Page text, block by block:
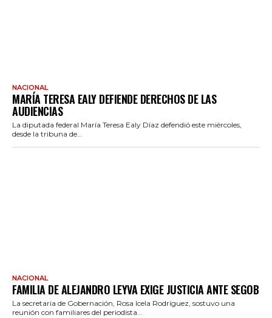
NACIONAL
MARÍA TERESA EALY DEFIENDE DERECHOS DE LAS
AUDIENCIAS
La diputada federal María Teresa Ealy Díaz defendió este miércoles,
desde la tribuna de...
NACIONAL
FAMILIA DE ALEJANDRO LEYVA EXIGE JUSTICIA ANTE SEGOB
La secretaria de Gobernación, Rosa Icela Rodríguez, sostuvo una
reunión con familiares del periodista...